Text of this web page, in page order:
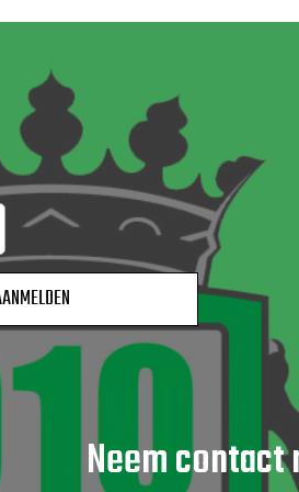
ONZE
Neem